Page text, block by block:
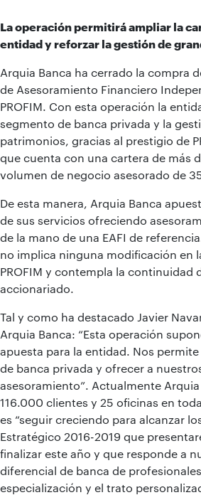
La operación permitirá ampliar la
entidad y reforzar la gestión de
Arquia Banca ha cerrado la compra
de Asesoramiento Financiero
PROFIM. Con esta operación la
segmento de banca privada y la
patrimonios, gracias al prestigio de
que cuenta con una cartera de más
volumen de negocio asesorado de
De esta manera, Arquia Banca
de sus servicios ofreciendo
de la mano de una EAFI de
no implica ninguna modificación en
PROFIM y contempla la continuidad
accionariado.
Tal y como ha destacado Javier
Arquia Banca: “Esta operación
apuesta para la entidad. Nos
de banca privada y ofrecer a
asesoramiento”. Actualmente
116.000 clientes y 25 oficinas en
es “seguir creciendo para alcanzar
Estratégico 2016-2019 que
finalizar este año y que responde a
diferencial de banca de
especialización y el trato